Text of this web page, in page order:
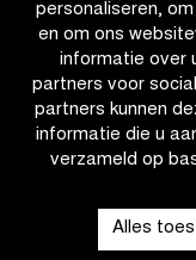
personaliseren,
en om ons
informatie over
partners voor
partners kunnen
informatie die u
verzameld op
Alles
Cycling
Classic
CATEGORIEËN